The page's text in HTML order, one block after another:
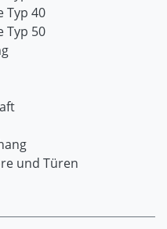
Typ 40
Typ 50
und Türen